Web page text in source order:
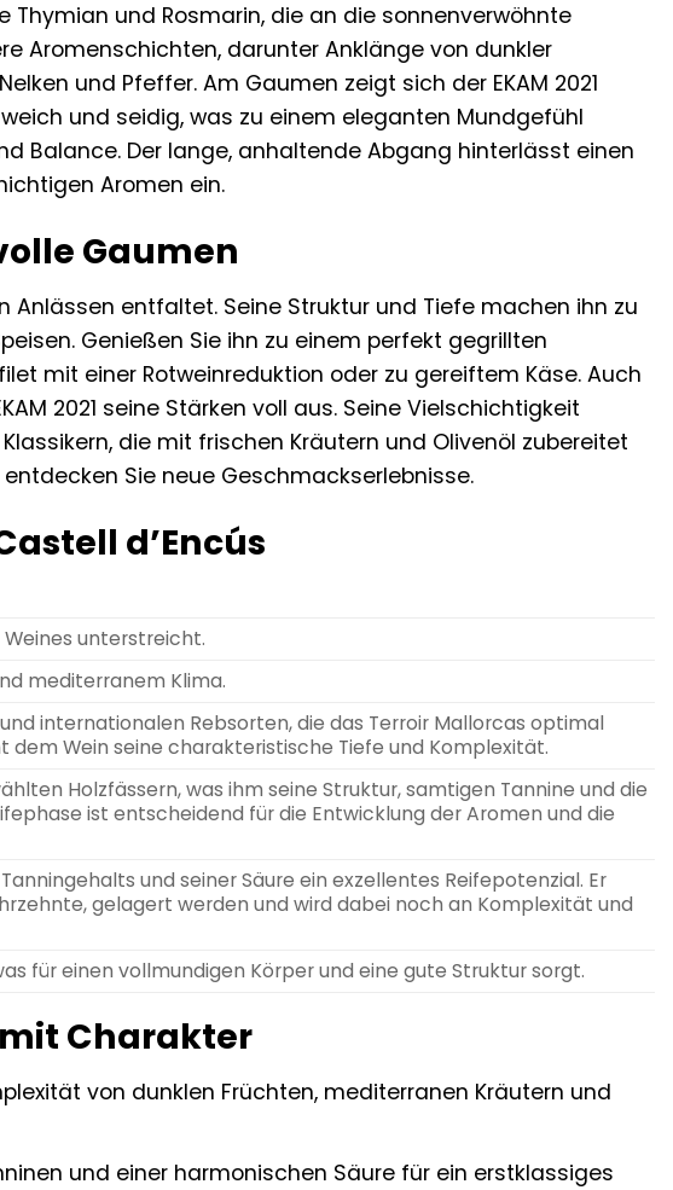
und Rosmarin, die an die sonnenverwöhnte
Aromenschichten, darunter Anklänge von dunkler
und Pfeffer. Am Gaumen zeigt sich der EKAM 2021
und seidig, was zu einem eleganten Mundgefühl
Balance. Der lange, anhaltende Abgang hinterlässt einen
Aromen ein.
Gaumen
Anlässen entfaltet. Seine Struktur und Tiefe machen ihn zu
Genießen Sie ihn zu einem perfekt gegrillten
mit einer Rotweinreduktion oder zu gereiftem Käse. Auch
2021 seine Stärken voll aus. Seine Vielschichtigkeit
die mit frischen Kräutern und Olivenöl zubereitet
Sie neue Geschmackserlebnisse.
d’Encús
Weines unterstreicht.
mediterranem Klima.
internationalen Rebsorten, die das Terroir Mallorcas optimal
Wein seine charakteristische Tiefe und Komplexität.
Holzfässern, was ihm seine Struktur, samtigen Tannine und die
ist entscheidend für die Entwicklung der Aromen und die
und seiner Säure ein exzellentes Reifepotenzial. Er
gelagert werden und wird dabei noch an Komplexität und
für einen vollmundigen Körper und eine gute Struktur sorgt.
mit Charakter
von dunklen Früchten, mediterranen Kräutern und
und einer harmonischen Säure für ein erstklassiges